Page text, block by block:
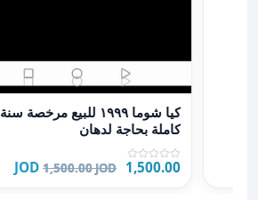
عرض تفاصيل كيا شوما ١٩٩٩ للبيع مرخصة سنة كاملة بحاجة لدهانكيا شوما ١٩٩٩ للبيع مرخصة سنة
كاملة بحاجة لدهان
1,500.00 JOD
1,500.00 JOD